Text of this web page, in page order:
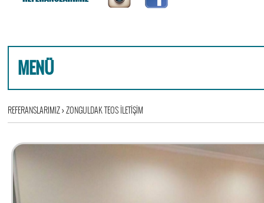
MENÜ
REFERANSLARIMIZ›ZONGULDAK TEOS İLETİŞİM